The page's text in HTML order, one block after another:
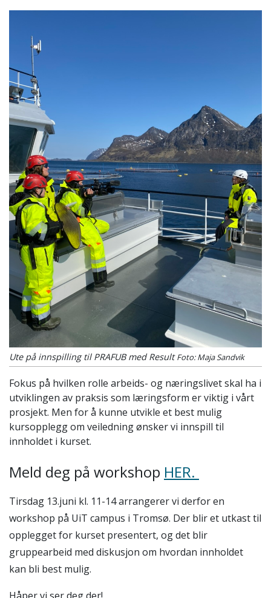
Ute på innspilling til PRAFUB med ResultFoto: Maja Sandvik
Fokus på hvilken rolle arbeids- og næringslivet skal ha i
utviklingen av praksis som læringsform er viktig i vårt
prosjekt. Men for å kunne utvikle et best mulig
kursopplegg om veiledning ønsker vi innspill til
innholdet i kurset.
Meld deg på workshop HER.
Tirsdag 13.juni kl. 11-14 arrangerer vi derfor en
workshop på UiT campus i Tromsø. Der blir et utkast til
opplegget for kurset presentert, og det blir
gruppearbeid med diskusjon om hvordan innholdet
kan bli best mulig.